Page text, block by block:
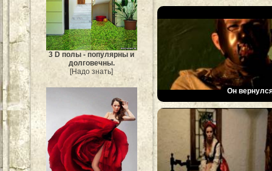
3 D полы - популярны и
долговечны.
[Надо знать]
Он